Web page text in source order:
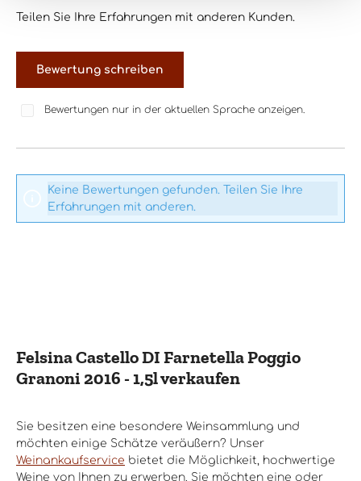
Teilen Sie Ihre Erfahrungen mit anderen Kunden.
Bewertung schreiben
Bewertungen nur in der aktuellen Sprache anzeigen.
Keine Bewertungen gefunden. Teilen Sie Ihre
Erfahrungen mit anderen.
Felsina Castello DI Farnetella Poggio
Granoni 2016 - 1,5l verkaufen
Sie besitzen eine besondere Weinsammlung und
möchten einige Schätze veräußern? Unser
Weinankaufservice bietet die Möglichkeit, hochwertige
Weine von Ihnen zu erwerben. Sie möchten eine oder